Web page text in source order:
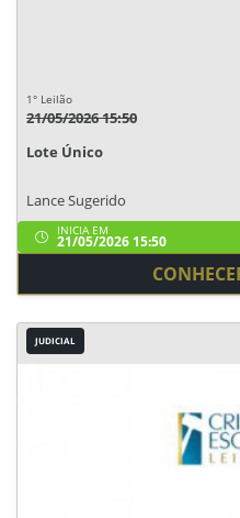
1° Leilão
21/05/2026 15:50
Lote Único
Lance Sugerido
INICIA EM
21/05/2026 15:50
JUDICIAL